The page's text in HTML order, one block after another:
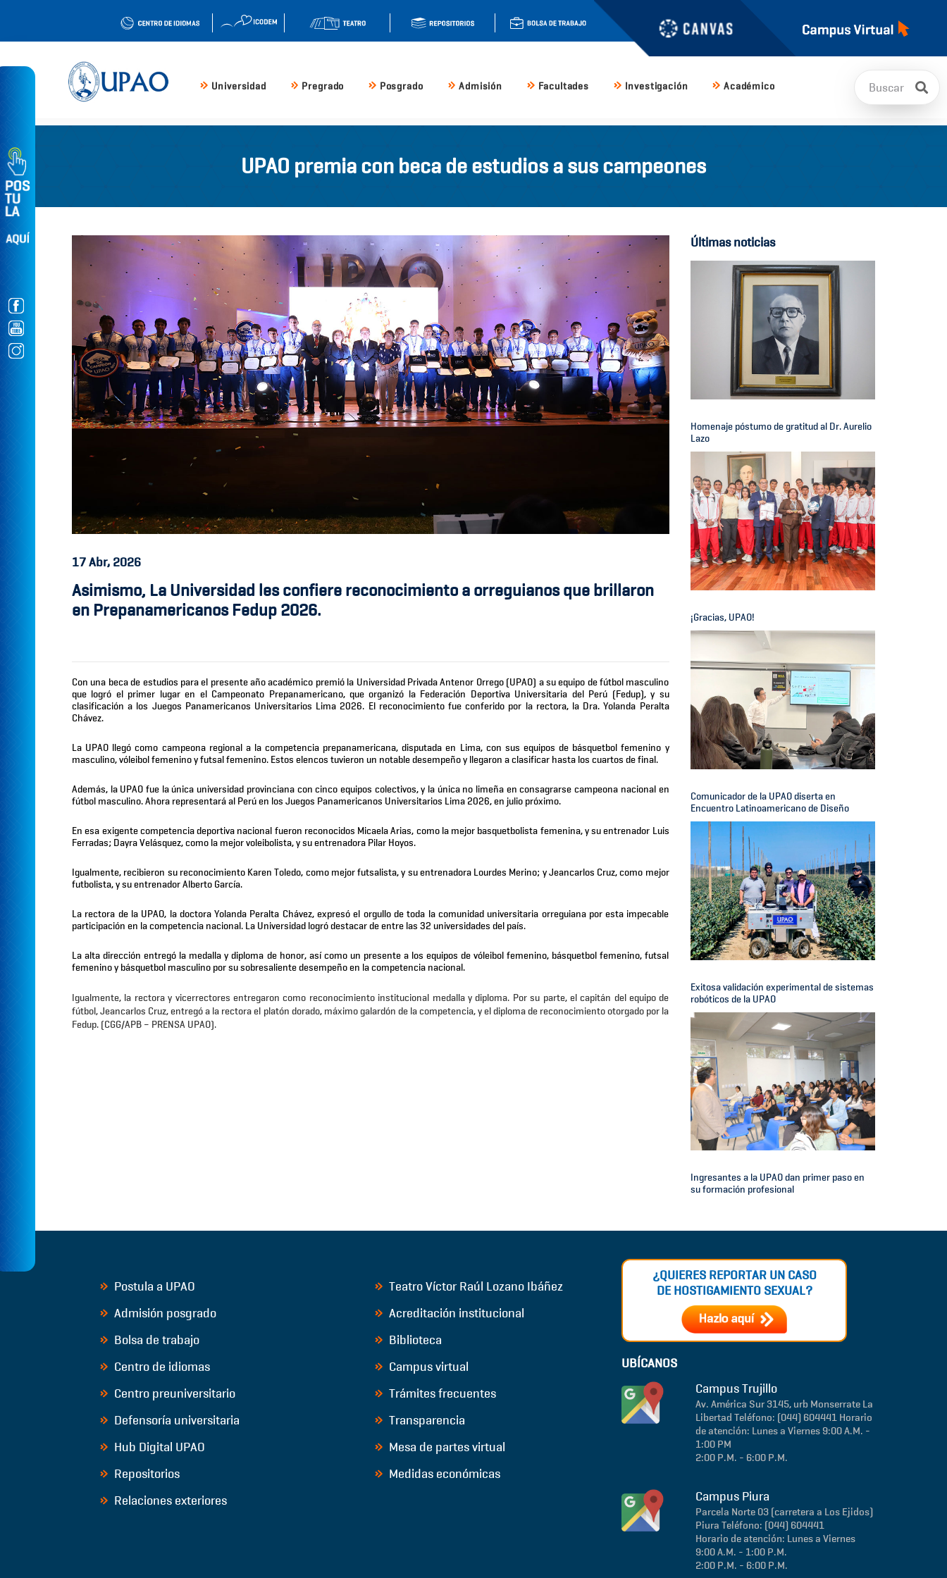
Universidad Pregrado Posgrado Admisión Facultades Investigación Académico
UPAO premia con beca de estudios a sus campeones
17Abr, 2026
Asimismo, La Universidad les confiere reconocimiento a orreguianos que brillaron
en Prepanamericanos Fedup 2026.
Con una beca de estudios para el presente año académico premió la Universidad Privada Antenor Orrego (UPAO) a su equipo de fútbol masculino
que logró el primer lugar en el Campeonato Prepanamericano, que organizó la Federación Deportiva Universitaria del Perú (Fedup), y su
clasificación a los Juegos Panamericanos Universitarios Lima 2026. El reconocimiento fue conferido por la rectora, la Dra. Yolanda Peralta
Chávez.
La UPAO llegó como campeona regional a la competencia prepanamericana, disputada en Lima, con sus equipos de básquetbol femenino y
masculino, vóleibol femenino y futsal femenino. Estos elencos tuvieron un notable desempeño y llegaron a clasificar hasta los cuartos de final.
Además, la UPAO fue la única universidad provinciana con cinco equipos colectivos, y la única no limeña en consagrarse campeona nacional en
fútbol masculino. Ahora representará al Perú en los Juegos Panamericanos Universitarios Lima 2026, en julio próximo.
En esa exigente competencia deportiva nacional fueron reconocidos Micaela Arias, como la mejor basquetbolista femenina, y su entrenador Luis
Ferradas; Dayra Velásquez, como la mejor voleibolista, y su entrenadora Pilar Hoyos.
Igualmente, recibieron su reconocimiento Karen Toledo, como mejor futsalista, y su entrenadora Lourdes Merino; y Jeancarlos Cruz, como mejor
futbolista, y su entrenador Alberto García.
La rectora de la UPAO, la doctora Yolanda Peralta Chávez, expresó el orgullo de toda la comunidad universitaria orreguiana por esta impecable
participación en la competencia nacional. La Universidad logró destacar de entre las 32 universidades del país.
La alta dirección entregó la medalla y diploma de honor, así como un presente a los equipos de vóleibol femenino, básquetbol femenino, futsal
femenino y básquetbol masculino por su sobresaliente desempeño en la competencia nacional.
Igualmente, la rectora y vicerrectores entregaron como reconocimiento institucional medalla y diploma. Por su parte, el capitán del equipo de
fútbol, Jeancarlos Cruz, entregó a la rectora el platón dorado, máximo galardón de la competencia, y el diploma de reconocimiento otorgado por la
Fedup. (CGG/APB – PRENSA UPAO).
Últimas noticias
Homenaje póstumo de gratitud al Dr. Aurelio
Lazo
¡Gracias, UPAO!
Comunicador de la UPAO diserta en
Encuentro Latinoamericano de Diseño
Exitosa validación experimental de sistemas
robóticos de la UPAO
Ingresantes a la UPAO dan primer paso en
su formación profesional
Postula a UPAO
Admisión posgrado
Bolsa de trabajo
Centro de idiomas
Centro preuniversitario
Defensoría universitaria
Hub Digital UPAO
Repositorios
Relaciones exteriores
Teatro Víctor Raúl Lozano Ibáñez
Acreditación institucional
Biblioteca
Campus virtual
Trámites frecuentes
Transparencia
Mesa de partes virtual
Medidas económicas
¿QUIERES REPORTAR UN CASO
DE HOSTIGAMIENTO SEXUAL?
UBÍCANOS
Campus Trujillo
Av. América Sur 3145, urb Monserrate La
Libertad Teléfono: (044) 604441 Horario
de atención: Lunes a Viernes 9:00 A.M. -
1:00 PM
2:00 P.M. - 6:00 P.M.
Campus Piura
Parcela Norte 03 (carretera a Los Ejidos)
Piura Teléfono: (044) 604441
Horario de atención: Lunes a Viernes
9:00 A.M. - 1:00 P.M.
2:00 P.M. - 6:00 P.M.